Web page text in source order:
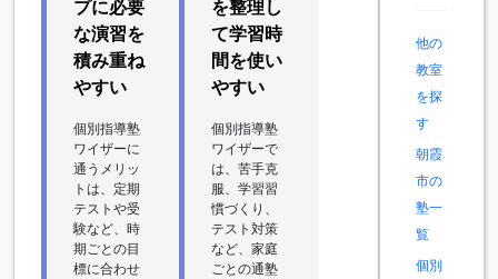
プに必要
な演習を
積み重ね
やすい
個別指導塾
ワイザーに
通うメリッ
トは、定期
テストや受
験など、時
期ごとの目
標に合わせ
を整理し
て学習時
間を使い
やすい
個別指導塾
ワイザーで
は、苦手克
服、学習習
慣づくり、
テスト対策
など、家庭
ごとの通塾
他の
教室
を探
す
朝霞
市の
塾一
覧
個別